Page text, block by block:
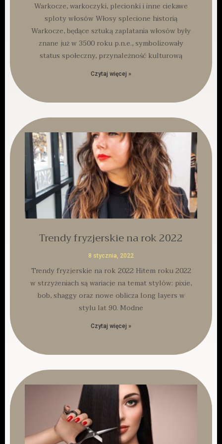
Warkocze, warkoczyki, plecionki i inne ciekawe
sploty włosów Włosy splecione historią
Warkocze, będące sztuką zaplatania włosów były
znane już w 3500 roku p.n.e., symbolizowały
status społeczny, przynależność kulturową
Czytaj więcej »
Trendy fryzjerskie na rok 2022
8 stycznia, 2022
Trendy fryzjerskie na rok 2022 Hitem roku 2022
w strzyżeniach są wariacje na temat stylów: pixie,
bob, shaggy oraz nowe oblicza long layers w
stylu lat 90. Modne
Czytaj więcej »